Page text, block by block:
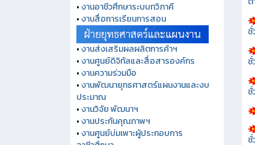
•งานอาชีวศึกษาระบบทวิภาคี
•งานสื่อการเรียนการสอน
•งานส่งเสริมผลผลิตการค้าฯ
•งานศูนย์ดิจิทัลและสื่อสารองค์กร
•งานความร่วมมือ
•งานพัฒนายุทธศาสตร์แผนงานและงบ
ประมาณ
•งานวิจัย พัฒนาฯ
•งานประกันคุณภาพฯ
•งานศูนย์บ่มเพาะผู้ประกอบการ
ชั่
ชั่
ชั่